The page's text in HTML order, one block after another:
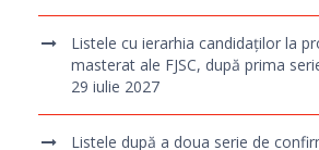
Listele cu ierarhia candidaților la
masterat ale FJSC, după prima
29 iulie 2027
Listele după a doua serie de